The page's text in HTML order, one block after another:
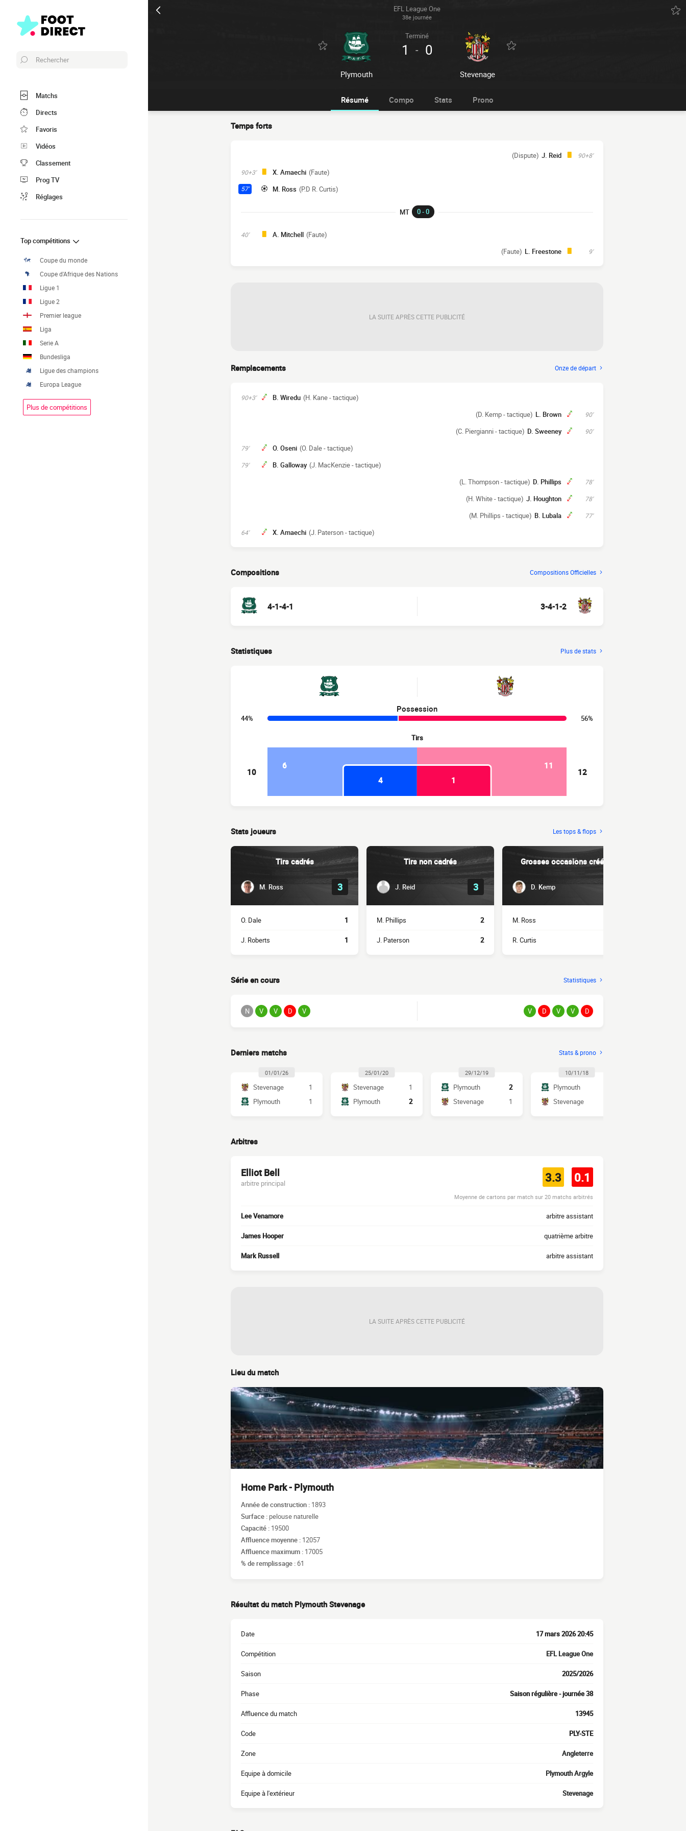
EFL League One
38e journée
Plymouth
Terminé
1 - 0
Stevenage
Rechercher
Matchs
Directs
Favoris
Vidéos
Classement
Prog TV
Réglages
Top compétitions
Coupe du monde
Coupe d'Afrique des Nations
Ligue 1
Ligue 2
Premier league
Liga
Serie A
Bundesliga
Ligue des champions
Europa League
Plus de compétitions
Résumé Compo Stats Prono
Temps forts
90+8'
J. Reid
(Dispute)
90+3' X. Amaechi (Faute)
57' M. Ross (P.D R. Curtis)
MT 0 - 0
40' A. Mitchell (Faute)
9'
L. Freestone
(Faute)
LA SUITE APRÈS CETTE PUBLICITÉ
Remplacements Onze de départ
90+3' B. Wiredu (H. Kane - tactique)
90'
L. Brown
(D. Kemp - tactique)
90'
D. Sweeney
(C. Piergianni - tactique)
79' O. Oseni (O. Dale - tactique)
79' B. Galloway (J. MacKenzie - tactique)
78'
D. Phillips
(L. Thompson - tactique)
78'
J. Houghton
(H. White - tactique)
77'
B. Lubala
(M. Phillips - tactique)
64' X. Amaechi (J. Paterson - tactique)
Compositions Compositions Officielles
4-1-4-1 3-4-1-2
Statistiques Plus de stats
Possession
44% 56%
Tirs
10
6
11
4
1
12
Stats joueurs Les tops & flops
Tirs cadrés
M. Ross 3
O. Dale 1
J. Roberts 1
Tirs non cadrés
J. Reid 3
M. Phillips 2
J. Paterson 2
Grosses occasions créées
D. Kemp
M. Ross
R. Curtis
Série en cours Statistiques
N V V D V V D V V D
Derniers matchs Stats & prono
01/01/26
Stevenage
1
Plymouth
1
25/01/20
Stevenage
1
Plymouth
2
29/12/19
Plymouth
2
Stevenage
1
10/11/18
Plymouth
Stevenage
Arbitres
Elliot Bell
arbitre principal 3.3 0.1
Moyenne de cartons par match sur 20 matchs arbitrés
Lee Venamore arbitre assistant
James Hooper quatrième arbitre
Mark Russell arbitre assistant
LA SUITE APRÈS CETTE PUBLICITÉ
Lieu du match
Home Park - Plymouth
Année de construction : 1893
Surface : pelouse naturelle
Capacité : 19500
Affluence moyenne : 12057
Affluence maximum : 17005
% de remplissage :61
Résultat du match Plymouth Stevenage
Date 17 mars 2026 20:45
Compétition EFL League One
Saison 2025/2026
Phase Saison régulière - journée 38
Affluence du match 13945
Code PLY-STE
Zone Angleterre
Equipe à domicile Plymouth Argyle
Equipe à l'extérieur Stevenage